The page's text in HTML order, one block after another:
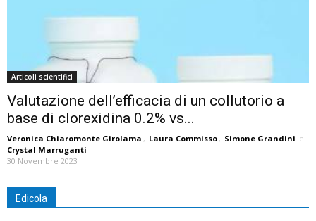
Articoli scientifici
Valutazione dell’efficacia di un collutorio a
base di clorexidina 0.2% vs...
Veronica Chiaromonte Girolama , Laura Commisso , Simone Grandini e
Crystal Marruganti
30 Novembre 2023
Edicola